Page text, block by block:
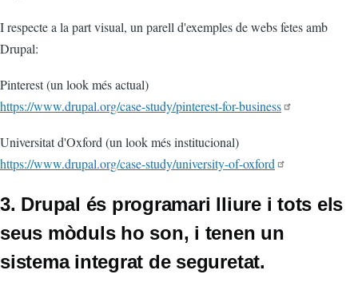
I respecte a la part visual, un parell d'exemples de webs fetes amb
Drupal:
Pinterest (un look més actual)
https://www.drupal.org/case-study/pinterest-for-business
Universitat d'Oxford (un look més institucional)
https://www.drupal.org/case-study/university-of-oxford
3. Drupal és programari lliure i tots els
seus mòduls ho son, i tenen un
sistema integrat de seguretat.